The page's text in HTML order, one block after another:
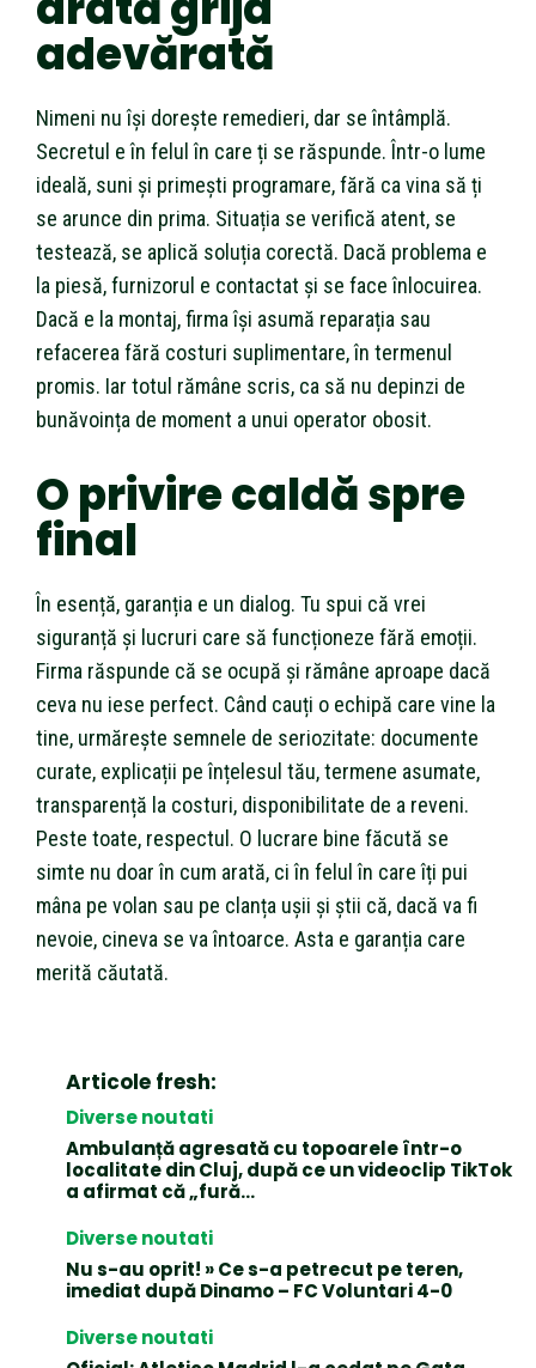
adevărată
Nimeni nu își dorește remedieri, dar se întâmplă.
Secretul e în felul în care ți se răspunde. Într-o lume
ideală, suni și primești programare, fără ca vina să ți
se arunce din prima. Situația se verifică atent, se
testează, se aplică soluția corectă. Dacă problema e
la piesă, furnizorul e contactat și se face înlocuirea.
Dacă e la montaj, firma își asumă reparația sau
refacerea fără costuri suplimentare, în termenul
promis. Iar totul rămâne scris, ca să nu depinzi de
bunăvoința de moment a unui operator obosit.
O privire caldă spre
final
În esență, garanția e un dialog. Tu spui că vrei
siguranță și lucruri care să funcționeze fără emoții.
Firma răspunde că se ocupă și rămâne aproape dacă
ceva nu iese perfect. Când cauți o echipă care vine la
tine, urmărește semnele de seriozitate: documente
curate, explicații pe înțelesul tău, termene asumate,
transparență la costuri, disponibilitate de a reveni.
Peste toate, respectul. O lucrare bine făcută se
simte nu doar în cum arată, ci în felul în care îți pui
mâna pe volan sau pe clanța ușii și știi că, dacă va fi
nevoie, cineva se va întoarce. Asta e garanția care
merită căutată.
Articole fresh:
Diverse noutati
Ambulanță agresată cu topoarele într-o
localitate din Cluj, după ce un videoclip TikTok
a afirmat că „fură…
Diverse noutati
Nu s-au oprit! » Ce s-a petrecut pe teren,
imediat după Dinamo – FC Voluntari 4-0
Diverse noutati